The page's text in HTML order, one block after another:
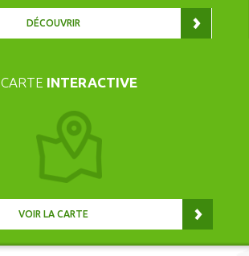
DÉCOUVRIR
CARTE INTERACTIVE
VOIR LA CARTE